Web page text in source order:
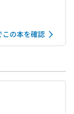
の本を確認